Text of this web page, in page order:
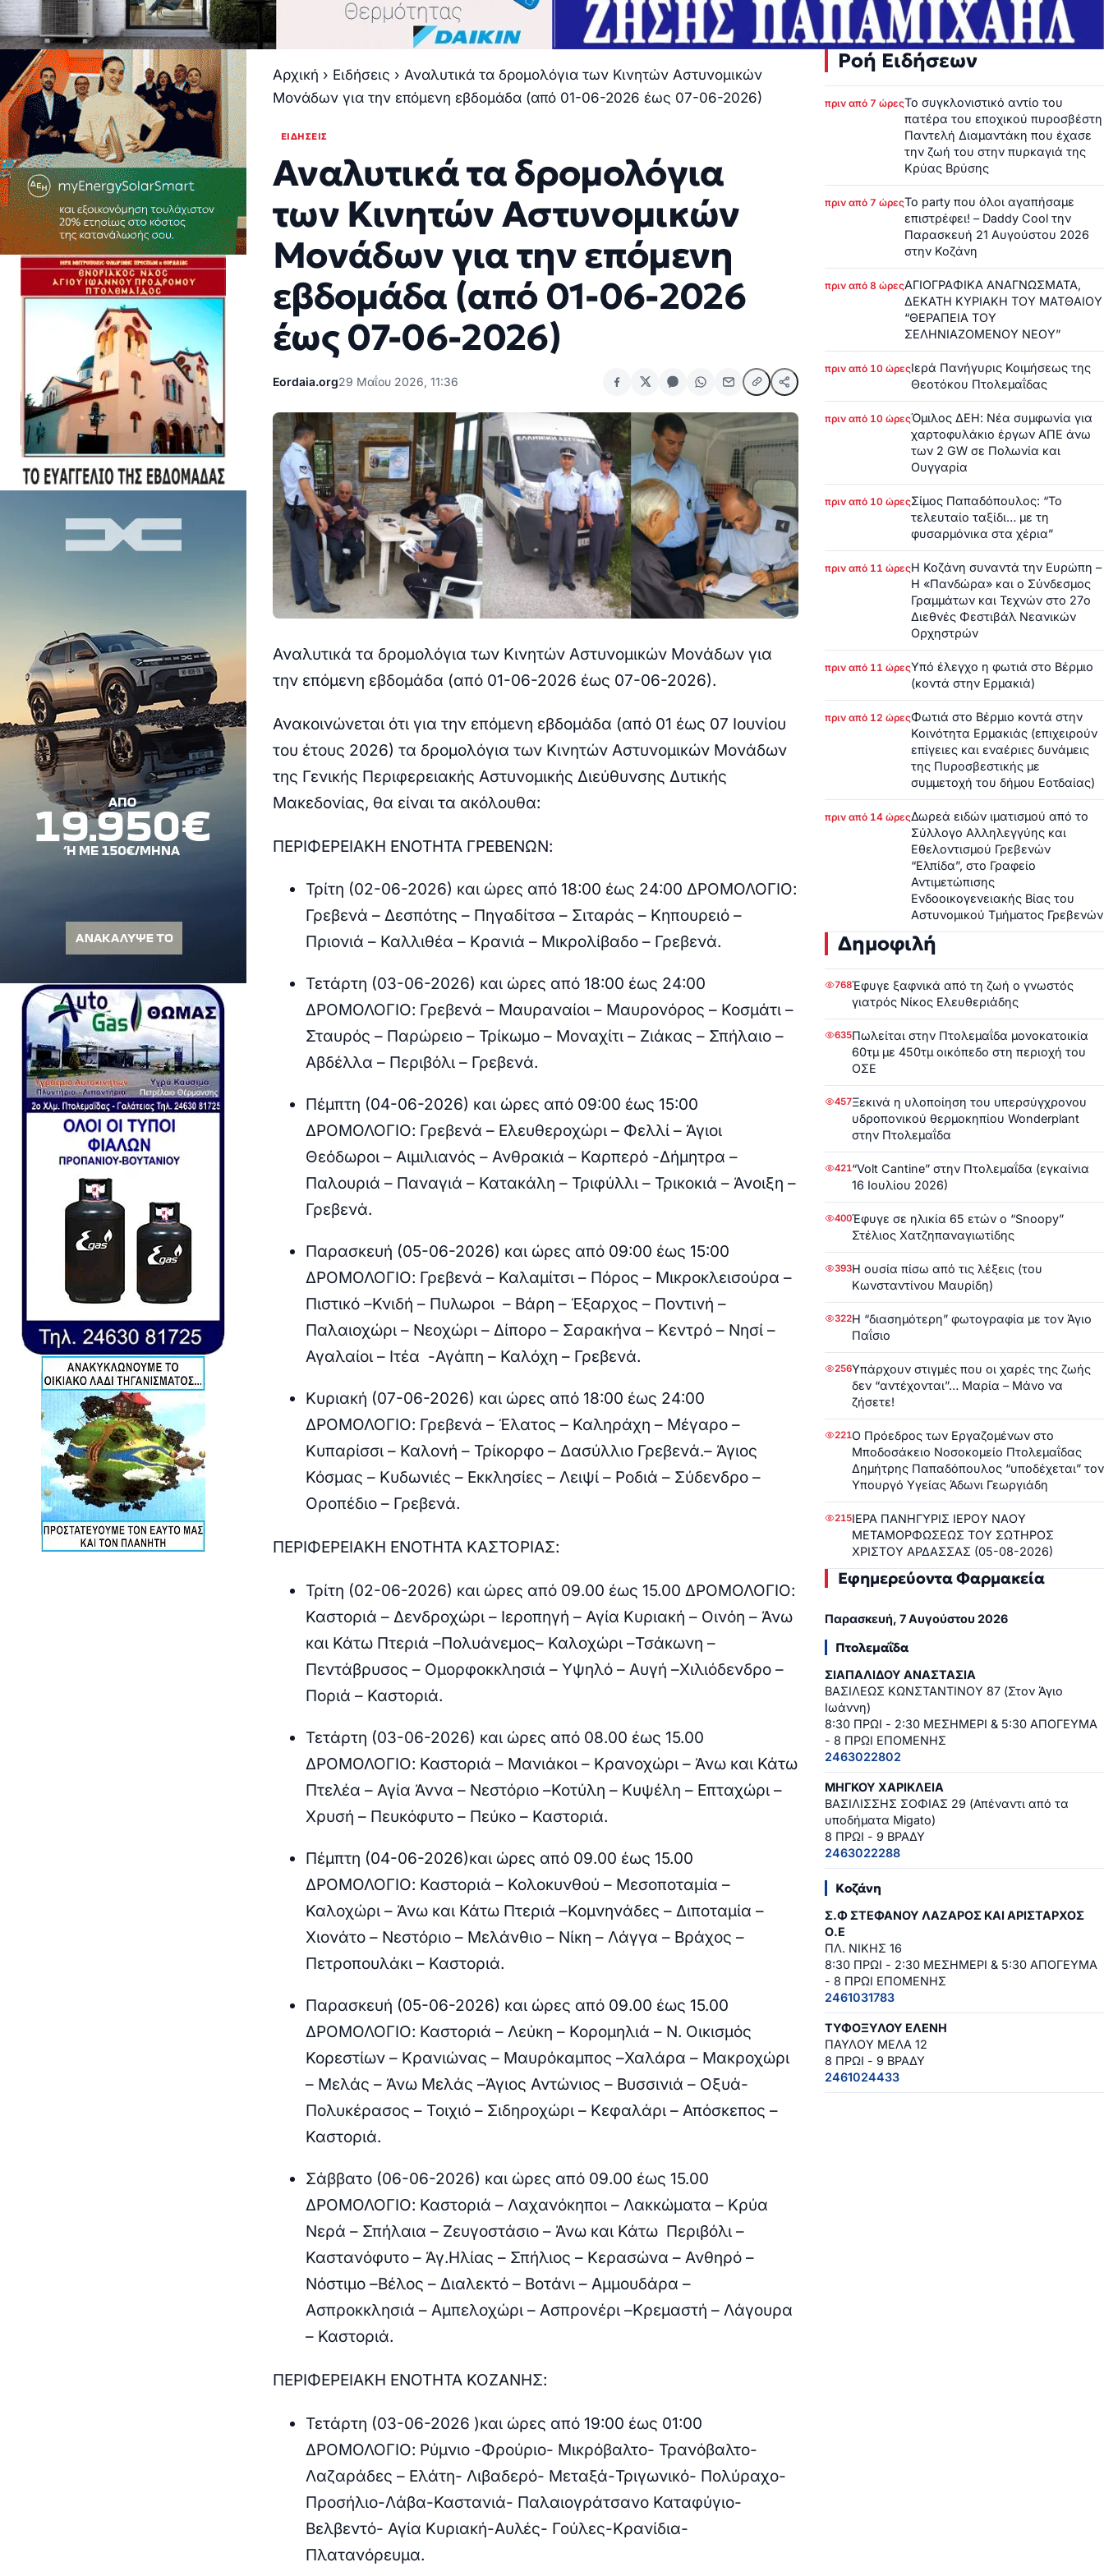
Αρχική › Ειδήσεις › Αναλυτικά τα δρομολόγια των Κινητών Αστυνομικών
Μονάδων για την επόμενη εβδομάδα (από 01-06-2026 έως 07-06-2026)
ΕΙΔΉΣΕΙΣ
Αναλυτικά τα δρομολόγια
των Κινητών Αστυνομικών
Μονάδων για την επόμενη
εβδομάδα (από 01-06-2026
έως 07-06-2026)
Eordaia.org29 Μαΐου 2026, 11:36
Αναλυτικά τα δρομολόγια των Κινητών Αστυνομικών Μονάδων για
την επόμενη εβδομάδα (από 01-06-2026 έως 07-06-2026).
Ανακοινώνεται ότι για την επόμενη εβδομάδα (από 01 έως 07 Ιουνίου
του έτους 2026) τα δρομολόγια των Κινητών Αστυνομικών Μονάδων
της Γενικής Περιφερειακής Αστυνομικής Διεύθυνσης Δυτικής
Μακεδονίας, θα είναι τα ακόλουθα:
ΠΕΡΙΦΕΡΕΙΑΚΗ ΕΝΟΤΗΤΑ ΓΡΕΒΕΝΩΝ:
Τρίτη (02-06-2026) και ώρες από 18:00 έως 24:00 ΔΡΟΜΟΛΟΓΙΟ:
Γρεβενά – Δεσπότης – Πηγαδίτσα – Σιταράς – Κηπουρειό –
Πριονιά – Καλλιθέα – Κρανιά – Μικρολίβαδο – Γρεβενά.
Τετάρτη (03-06-2026) και ώρες από 18:00 έως 24:00
ΔΡΟΜΟΛΟΓΙΟ: Γρεβενά – Μαυραναίοι – Μαυρονόρος – Κοσμάτι –
Σταυρός – Παρώρειο – Τρίκωμο – Μοναχίτι – Ζιάκας – Σπήλαιο –
Αβδέλλα – Περιβόλι – Γρεβενά.
Πέμπτη (04-06-2026) και ώρες από 09:00 έως 15:00
ΔΡΟΜΟΛΟΓΙΟ: Γρεβενά – Ελευθεροχώρι – Φελλί – Άγιοι
Θεόδωροι – Αιμιλιανός – Ανθρακιά – Καρπερό -Δήμητρα –
Παλουριά – Παναγιά – Κατακάλη – Τριφύλλι – Τρικοκιά – Άνοιξη –
Γρεβενά.
Παρασκευή (05-06-2026) και ώρες από 09:00 έως 15:00
ΔΡΟΜΟΛΟΓΙΟ: Γρεβενά – Καλαμίτσι – Πόρος – Μικροκλεισούρα –
Πιστικό –Κνιδή – Πυλωροι – Βάρη – Έξαρχος – Ποντινή –
Παλαιοχώρι – Νεοχώρι – Δίπορο – Σαρακήνα – Κεντρό – Νησί –
Αγαλαίοι – Ιτέα -Αγάπη – Καλόχη – Γρεβενά.
Κυριακή (07-06-2026) και ώρες από 18:00 έως 24:00
ΔΡΟΜΟΛΟΓΙΟ: Γρεβενά – Έλατος – Καληράχη – Μέγαρο –
Κυπαρίσσι – Καλονή – Τρίκορφο – Δασύλλιο Γρεβενά.– Άγιος
Κόσμας – Κυδωνιές – Εκκλησίες – Λειψί – Ροδιά – Σύδενδρο –
Οροπέδιο – Γρεβενά.
ΠΕΡΙΦΕΡΕΙΑΚΗ ΕΝΟΤΗΤΑ ΚΑΣΤΟΡΙΑΣ:
Τρίτη (02-06-2026) και ώρες από 09.00 έως 15.00 ΔΡΟΜΟΛΟΓΙΟ:
Καστοριά – Δενδροχώρι – Ιεροπηγή – Αγία Κυριακή – Οινόη – Άνω
και Κάτω Πτεριά –Πολυάνεμος– Καλοχώρι –Τσάκωνη –
Πεντάβρυσος – Ομορφοκκλησιά – Υψηλό – Αυγή –Χιλιόδενδρο –
Ποριά – Καστοριά.
Τετάρτη (03-06-2026) και ώρες από 08.00 έως 15.00
ΔΡΟΜΟΛΟΓΙΟ: Καστοριά – Μανιάκοι – Κρανοχώρι – Άνω και Κάτω
Πτελέα – Αγία Άννα – Νεστόριο –Κοτύλη – Κυψέλη – Επταχώρι –
Χρυσή – Πευκόφυτο – Πεύκο – Καστοριά.
Πέμπτη (04-06-2026)και ώρες από 09.00 έως 15.00
ΔΡΟΜΟΛΟΓΙΟ: Καστοριά – Κολοκυνθού – Μεσοποταμία –
Καλοχώρι – Άνω και Κάτω Πτεριά –Κομνηνάδες – Διποταμία –
Χιονάτο – Νεστόριο – Μελάνθιο – Νίκη – Λάγγα – Βράχος –
Πετροπουλάκι – Καστοριά.
Παρασκευή (05-06-2026) και ώρες από 09.00 έως 15.00
ΔΡΟΜΟΛΟΓΙΟ: Καστοριά – Λεύκη – Κορομηλιά – Ν. Οικισμός
Κορεστίων – Κρανιώνας – Μαυρόκαμπος –Χαλάρα – Μακροχώρι
– Μελάς – Άνω Μελάς –Άγιος Αντώνιος – Βυσσινιά – Οξυά-
Πολυκέρασος – Τοιχιό – Σιδηροχώρι – Κεφαλάρι – Απόσκεπος –
Καστοριά.
Σάββατο (06-06-2026) και ώρες από 09.00 έως 15.00
ΔΡΟΜΟΛΟΓΙΟ: Καστοριά – Λαχανόκηποι – Λακκώματα – Κρύα
Νερά – Σπήλαια – Ζευγοστάσιο – Άνω και Κάτω Περιβόλι –
Καστανόφυτο – Άγ.Ηλίας – Σπήλιος – Κερασώνα – Ανθηρό –
Νόστιμο –Βέλος – Διαλεκτό – Βοτάνι – Αμμουδάρα –
Ασπροκκλησιά – Αμπελοχώρι – Ασπρονέρι –Κρεμαστή – Λάγουρα
– Καστοριά.
ΠΕΡΙΦΕΡΕΙΑΚΗ ΕΝΟΤΗΤΑ ΚΟΖΑΝΗΣ:
Τετάρτη (03-06-2026 )και ώρες από 19:00 έως 01:00
ΔΡΟΜΟΛΟΓΙΟ: Ρύμνιο -Φρούριο- Μικρόβαλτο- Τρανόβαλτο-
Λαζαράδες – Ελάτη- Λιβαδερό- Μεταξά-Τριγωνικό- Πολύραχο-
Προσήλιο-Λάβα-Καστανιά- Παλαιογράτσανο Καταφύγιο-
Βελβεντό- Αγία Κυριακή-Αυλές- Γούλες-Κρανίδια-
Πλατανόρευμα.
Ροή Ειδήσεων
πριν από 7 ώρεςΤο συγκλονιστικό αντίο του
πατέρα του εποχικού πυροσβέστη
Παντελή Διαμαντάκη που έχασε
την ζωή του στην πυρκαγιά της
Κρύας Βρύσης
πριν από 7 ώρεςΤο party που όλοι αγαπήσαμε
επιστρέφει! – Daddy Cool την
Παρασκευή 21 Αυγούστου 2026
στην Κοζάνη
πριν από 8 ώρεςΑΓΙΟΓΡΑΦΙΚΑ ΑΝΑΓΝΩΣΜΑΤΑ,
ΔΕΚΑΤΗ ΚΥΡΙΑΚΗ ΤΟΥ ΜΑΤΘΑΙΟΥ
“ΘΕΡΑΠΕΙΑ ΤΟΥ
ΣΕΛΗΝΙΑΖΟΜΕΝΟΥ ΝΕΟΥ”
πριν από 10 ώρεςΙερά Πανήγυρις Κοιμήσεως της
Θεοτόκου Πτολεμαΐδας
πριν από 10 ώρεςΌμιλος ΔΕΗ: Νέα συμφωνία για
χαρτοφυλάκιο έργων ΑΠΕ άνω
των 2 GW σε Πολωνία και
Ουγγαρία
πριν από 10 ώρεςΣίμος Παπαδόπουλος: “Το
τελευταίο ταξίδι… με τη
φυσαρμόνικα στα χέρια”
πριν από 11 ώρεςΗ Κοζάνη συναντά την Ευρώπη –
Η «Πανδώρα» και ο Σύνδεσμος
Γραμμάτων και Τεχνών στο 27ο
Διεθνές Φεστιβάλ Νεανικών
Ορχηστρών
πριν από 11 ώρεςΥπό έλεγχο η φωτιά στο Βέρμιο
(κοντά στην Ερμακιά)
πριν από 12 ώρεςΦωτιά στο Βέρμιο κοντά στην
Κοινότητα Ερμακιάς (επιχειρούν
επίγειες και εναέριες δυνάμεις
της Πυροσβεστικής με
συμμετοχή του δήμου Εοτδαίας)
πριν από 14 ώρεςΔωρεά ειδών ιματισμού από το
Σύλλογο Αλληλεγγύης και
Εθελοντισμού Γρεβενών
“Ελπίδα”, στο Γραφείο
Αντιμετώπισης
Ενδοοικογενειακής Βίας του
Αστυνομικού Τμήματος Γρεβενών
Δημοφιλή
768Έφυγε ξαφνικά από τη ζωή ο γνωστός
γιατρός Νίκος Ελευθεριάδης
635Πωλείται στην Πτολεμαΐδα μονοκατοικία
60τμ με 450τμ οικόπεδο στη περιοχή του
ΟΣΕ
457Ξεκινά η υλοποίηση του υπερσύγχρονου
υδροπονικού θερμοκηπίου Wonderplant
στην Πτολεμαΐδα
421“Volt Cantine” στην Πτολεμαΐδα (εγκαίνια
16 Ιουλίου 2026)
400Έφυγε σε ηλικία 65 ετών ο “Snoopy”
Στέλιος Χατζηπαναγιωτίδης
393Η ουσία πίσω από τις λέξεις (του
Κωνσταντίνου Μαυρίδη)
322Η “διασημότερη” φωτογραφία με τον Άγιο
Παΐσιο
256Υπάρχουν στιγμές που οι χαρές της ζωής
δεν “αντέχονται”… Μαρία – Μάνο να
ζήσετε!
221Ο Πρόεδρος των Εργαζομένων στο
Μποδοσάκειο Νοσοκομείο Πτολεμαΐδας
Δημήτρης Παπαδόπουλος “υποδέχεται” τον
Υπουργό Υγείας Άδωνι Γεωργιάδη
215ΙΕΡΑ ΠΑΝΗΓΥΡΙΣ ΙΕΡΟΥ ΝΑΟΥ
ΜΕΤΑΜΟΡΦΩΣΕΩΣ ΤΟΥ ΣΩΤΗΡΟΣ
ΧΡΙΣΤΟΥ ΑΡΔΑΣΣΑΣ (05-08-2026)
Εφημερεύοντα Φαρμακεία
Παρασκευή, 7 Αυγούστου 2026
Πτολεμαΐδα
ΣΙΑΠΑΛΙΔΟΥ ΑΝΑΣΤΑΣΙΑ
ΒΑΣΙΛΕΩΣ ΚΩΝΣΤΑΝΤΙΝΟΥ 87 (Στον Άγιο
Ιωάννη)
8:30 ΠΡΩΙ - 2:30 ΜΕΣΗΜΕΡΙ & 5:30 ΑΠΟΓΕΥΜΑ
- 8 ΠΡΩΙ ΕΠΟΜΕΝΗΣ
2463022802
ΜΗΓΚΟΥ ΧΑΡΙΚΛΕΙΑ
ΒΑΣΙΛΙΣΣΗΣ ΣΟΦΙΑΣ 29 (Απέναντι από τα
υποδήματα Migato)
8 ΠΡΩΙ - 9 ΒΡΑΔΥ
2463022288
Κοζάνη
Σ.Φ ΣΤΕΦΑΝΟΥ ΛΑΖΑΡΟΣ ΚΑΙ ΑΡΙΣΤΑΡΧΟΣ
Ο.Ε
ΠΛ. ΝΙΚΗΣ 16
8:30 ΠΡΩΙ - 2:30 ΜΕΣΗΜΕΡΙ & 5:30 ΑΠΟΓΕΥΜΑ
- 8 ΠΡΩΙ ΕΠΟΜΕΝΗΣ
2461031783
ΤΥΦΟΞΥΛΟΥ ΕΛΕΝΗ
ΠΑΥΛΟΥ ΜΕΛΑ 12
8 ΠΡΩΙ - 9 ΒΡΑΔΥ
2461024433